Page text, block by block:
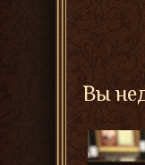
Вы